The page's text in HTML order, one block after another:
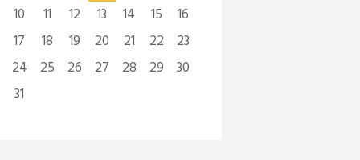
10
11 12 13 14 15
16
17
18 19 20 21 22
23
24
25 26 27 28 29
30
31